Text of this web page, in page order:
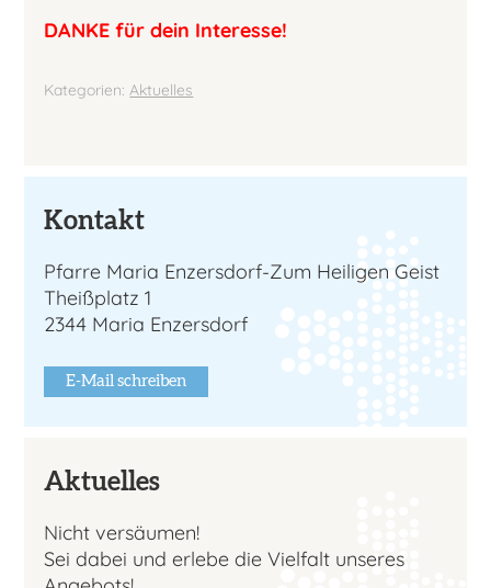
DANKE für dein Interesse!
Kategorien:Aktuelles
Kontakt
Pfarre Maria Enzersdorf-Zum Heiligen Geist
Theißplatz 1
2344 Maria Enzersdorf
E-Mail schreiben
Aktuelles
Nicht versäumen!
Sei dabei und erlebe die Vielfalt unseres